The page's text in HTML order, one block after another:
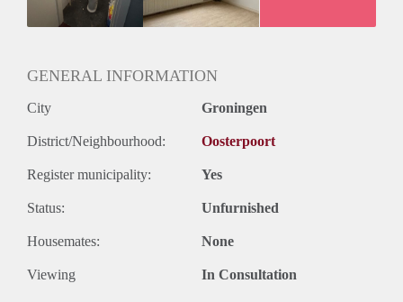
gas, water en elektra.
Vanwege het hoge aantal aanvragen kunnen we niet op
uit voor een bezichtiging. We kunnen helaas niet iedereen
GENERAL INFORMATION
City Groningen
District/Neighbourhood: Oosterpoort
Register municipality: Yes
Status: Unfurnished
Housemates: None
Viewing In Consultation